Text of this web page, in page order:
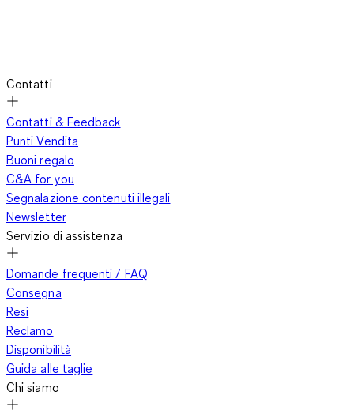
Contatti
Contatti & Feedback
Punti Vendita
Buoni regalo
C&A for you
Segnalazione contenuti illegali
Newsletter
Servizio di assistenza
Domande frequenti / FAQ
Consegna
Resi
Reclamo
Disponibilità
Guida alle taglie
Chi siamo